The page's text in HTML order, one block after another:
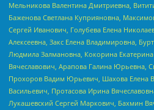
Мельникова Валентина Дмитриевна,
Баженова Светлана Куприяновна,
Сергей Иванович, Голубева Елена
Алексеевна, Закс Елена Владимировна,
Людмила Залмановна, Кокорина
Вячеславович, Арапова Галина Юрьевна,
Прохоров Вадим Юрьевич, Шахова Елена
Васильевич, Протасова Ирина
Лукашевский Сергей Маркович, Бахмин